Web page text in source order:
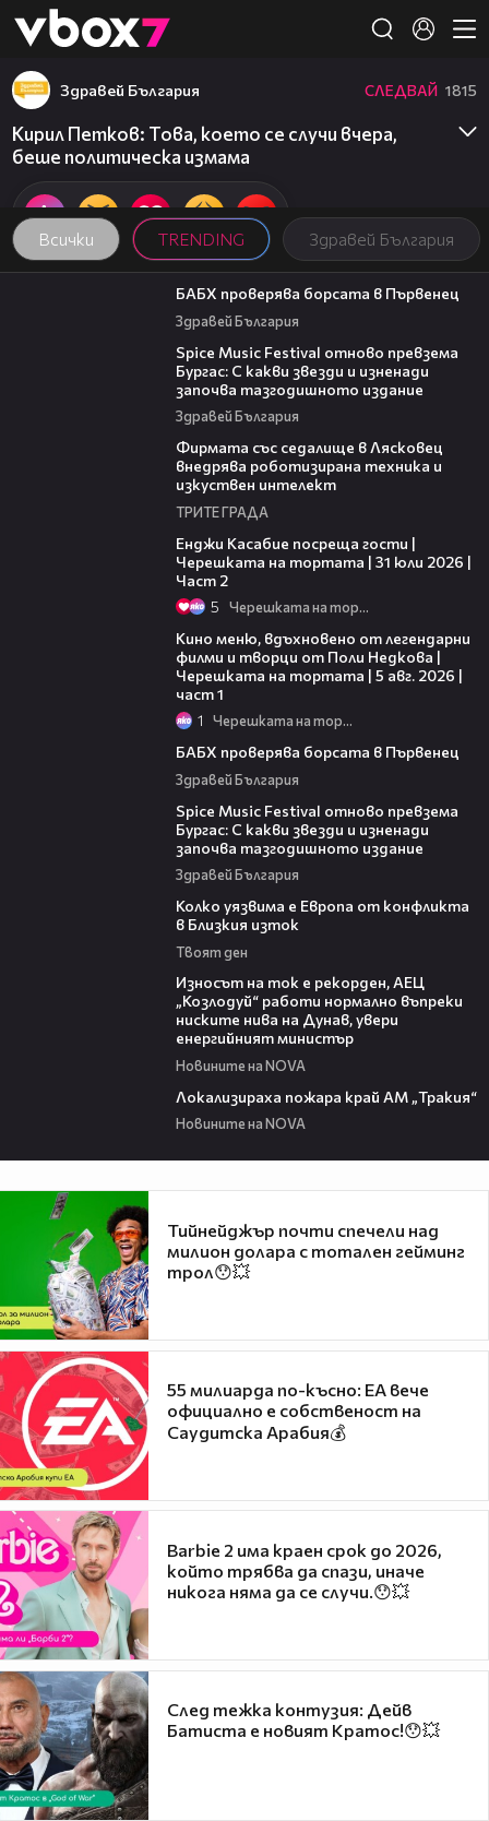
👾
Всички TRENDING Здравей България
Здравей България СЛЕДВАЙ 1815
Кирил Петков: Това, което се случи вчера,
беше политическа измама
03:57
БАБХ проверява борсата в Първенец
Здравей България
Spice Music Festival отново превзема
Бургас: С какви звезди и изненади
започва тазгодишното издание
Здравей България
Фирмата със седалище в Лясковец
внедрява роботизирана техника и
изкуствен интелект
ТРИТЕ ГРАДА
Енджи Касабие посреща гости |
Черешката на тортата | 31 юли 2026 |
Част 2
5 Черешката на тортата
Кино меню, вдъхновено от легендарни
филми и творци от Поли Недкова |
Черешката на тортата | 5 авг. 2026 |
част 1
1 Черешката на тортата
БАБХ проверява борсата в Първенец
Здравей България
Spice Music Festival отново превзема
Бургас: С какви звезди и изненади
започва тазгодишното издание
Здравей България
Колко уязвима е Европа от конфликта
в Близкия изток
Твоят ден
Износът на ток е рекорден, АЕЦ
„Козлодуй“ работи нормално въпреки
ниските нива на Дунав, увери
енергийният министър
Новините на NOVA
Локализираха пожара край АМ „Тракия“
Новините на NOVA
Тийнейджър почти спечели над
милион долара с тотален гейминг
трол😯💥
55 милиарда по-късно: EA вече
официално е собственост на
Саудитска Арабия💰
Barbie 2 има краен срок до 2026,
който трябва да спази, иначе
никога няма да се случи.😯💥
След тежка контузия: Дейв
Батиста е новият Кратос!😯💥